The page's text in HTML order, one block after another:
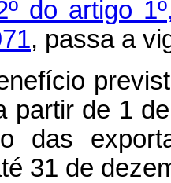
do artigo
, passa a
partir de 1
das
31 de